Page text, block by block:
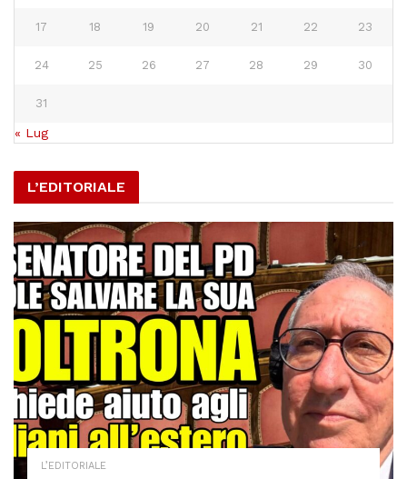
17 18 19 20 21 22 23
24 25 26 27 28 29 30
31
« Lug
L’EDITORIALE
L’EDITORIALE